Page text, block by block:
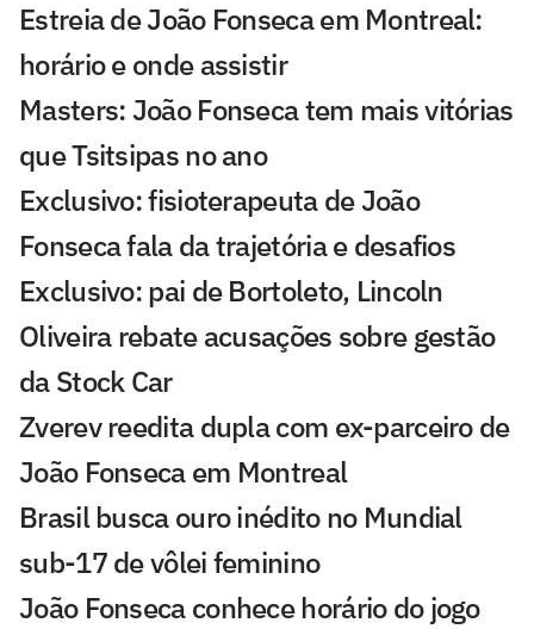
Estreia de João Fonseca em Montreal:
horário e onde assistir
Masters: João Fonseca tem mais vitórias
que Tsitsipas no ano
Exclusivo: fisioterapeuta de João
Fonseca fala da trajetória e desafios
Exclusivo: pai de Bortoleto, Lincoln
Oliveira rebate acusações sobre gestão
da Stock Car
Zverev reedita dupla com ex-parceiro de
João Fonseca em Montreal
Brasil busca ouro inédito no Mundial
sub-17 de vôlei feminino
João Fonseca conhece horário do jogo